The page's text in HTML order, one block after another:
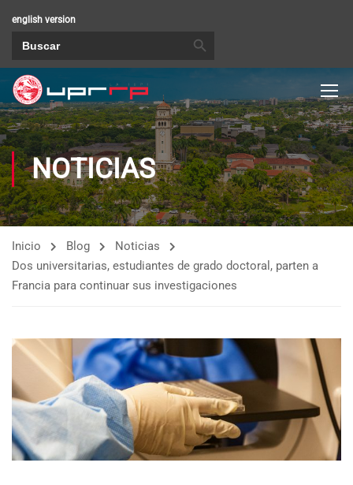
english version
NOTICIAS
Inicio Blog
Noticias
Dos universitarias, estudiantes de grado doctoral, parten a
Francia para continuar sus investigaciones